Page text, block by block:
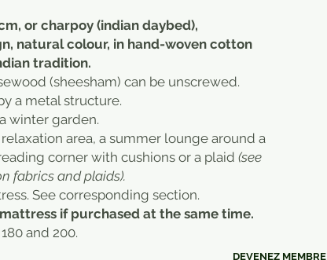
or charpoy (indian daybed),
natural colour, in hand-woven cotton
tradition.
(sheesham) can be unscrewed.
a metal structure.
winter garden.
area, a summer lounge around a
corner with cushions or a plaid (see
fabrics and plaids).
See corresponding section.
if purchased at the same time.
and 200.
DEVENEZ MEMBRE